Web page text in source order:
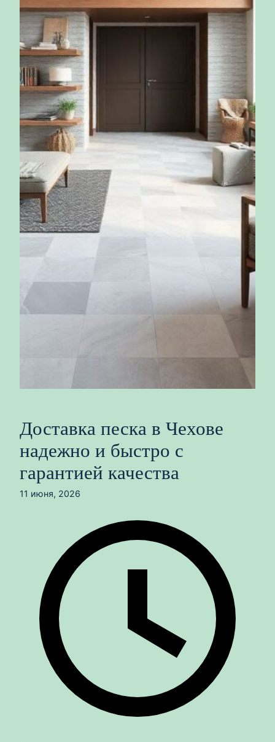
Доставка песка в Чехове
надежно и быстро с
гарантией качества
11 июня, 2026